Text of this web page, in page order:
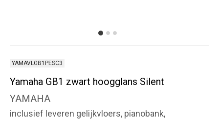
YAMAVLGB1PESC3
Yamaha GB1 zwart hoogglans Silent
YAMAHA
inclusief leveren gelijkvloers, pianobank,